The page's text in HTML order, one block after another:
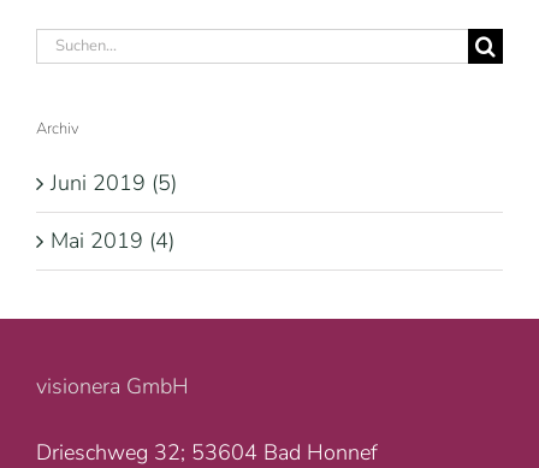
Suche
Archiv
Juni 2019 (5)
Mai 2019 (4)
visionera GmbH
Drieschweg 32; 53604 Bad Honnef